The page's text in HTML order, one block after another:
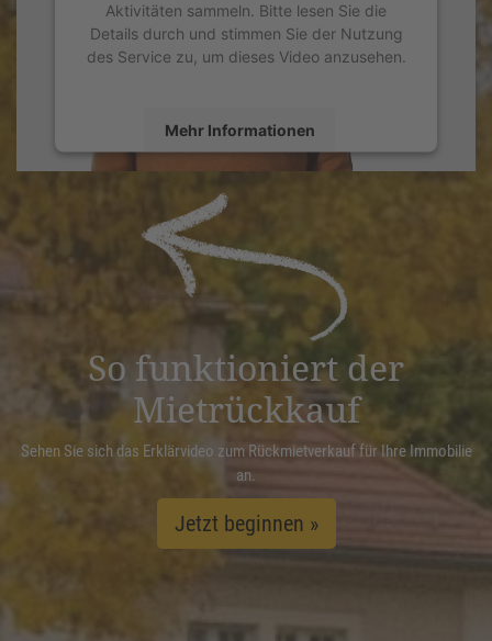
Aktivitäten sammeln. Bitte lesen Sie die
Details durch und stimmen Sie der Nutzung
des Service zu, um dieses Video anzusehen.
Mehr Informationen
powered by
Management Platform
So funktioniert der
Mietrückkauf
Sehen Sie sich das Erklärvideo zum Rückmietverkauf für Ihre Immobilie
an.
Jetzt beginnen »